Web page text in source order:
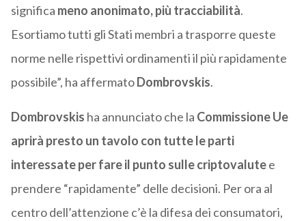
significa meno anonimato, più tracciabilità.
Esortiamo tutti gli Stati membri a trasporre queste
norme nelle rispettivi ordinamenti il più rapidamente
possibile”, ha affermatoDombrovskis.
Dombrovskis ha annunciato che la Commissione Ue
aprirà presto un tavolo con tutte le parti
interessate per fare il punto sulle criptovalutee
prendere “rapidamente” delle decisioni. Per ora al
centro dell’attenzione c’è la difesa dei consumatori,